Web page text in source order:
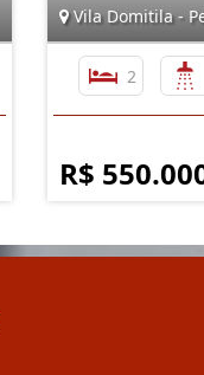
Vila Domitila -
2
R$